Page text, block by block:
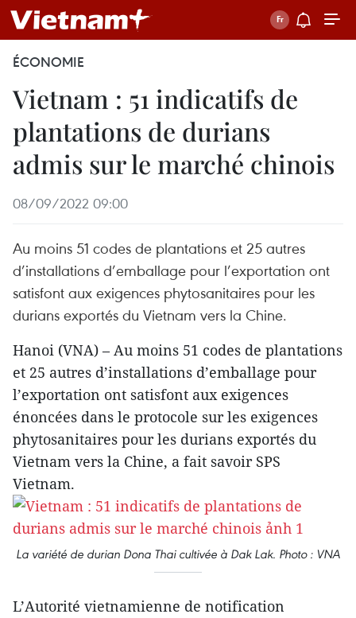
ÉCONOMIE
Vietnam : 51 indicatifs de
plantations de durians
admis sur le marché chinois
08/09/2022 09:00
Au moins 51 codes de plantations et 25 autres
d’installations d’emballage pour l’exportation ont
satisfont aux exigences phytosanitaires pour les
durians exportés du Vietnam vers la Chine.
Hanoi (VNA) – Au moins 51 codes de plantations
et 25 autres d’installations d’emballage pour
l’exportation ont satisfont aux exigences
énoncées dans le protocole sur les exigences
phytosanitaires pour les durians exportés du
Vietnam vers la Chine, a fait savoir SPS
Vietnam.
La variété de durian Dona Thai cultivée à Dak Lak. Photo : VNA
L’Autorité vietnamienne de notification